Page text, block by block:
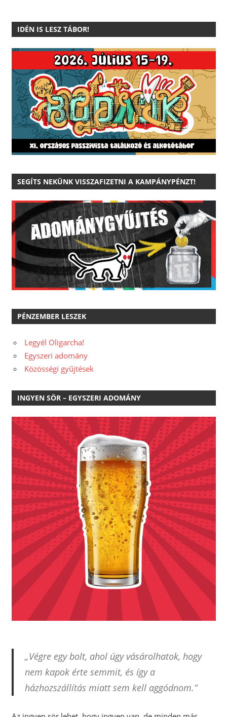
IDÉN IS LESZ TÁBOR!
SEGÍTS NEKÜNK VISSZAFIZETNI A KAMPÁNYPÉNZT!
PÉNZEMBER LESZEK
Legyél Oligarcha!
Egyszeri adomány
Közösségi gyűjtések
INGYEN SÖR – EGYSZERI ADOMÁNY
„Végre egy bolt, ahol úgy vásárolhatok, hogy
nem kapok érte semmit, és így a
házhozszállítás miatt sem kell aggódnom.”